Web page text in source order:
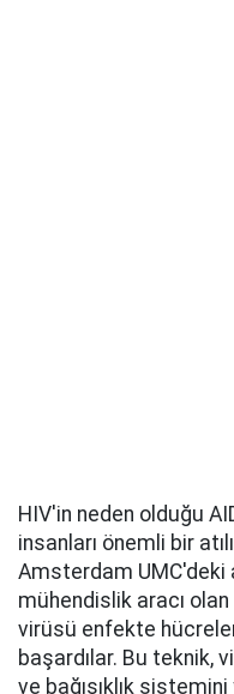
HIV'in neden olduğu
insanları önemli bir
Amsterdam UMC'deki
mühendislik aracı
virüsü enfekte
başardılar. Bu teknik,
ve bağışıklık